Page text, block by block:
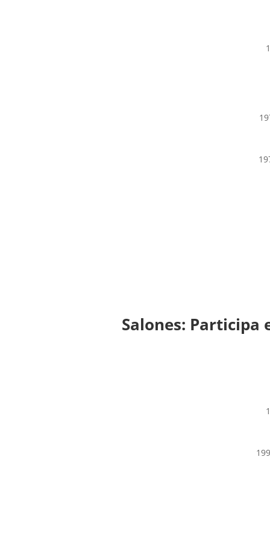
Salones: Participa